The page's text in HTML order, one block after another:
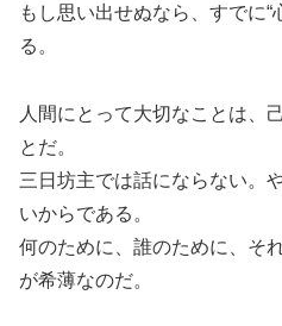
もし思い出せぬなら、すでに“
る。
人間にとって大切なことは、
とだ。
三日坊主では話にならない。
いからである。
何のために、誰のために、そ
が希薄なのだ。